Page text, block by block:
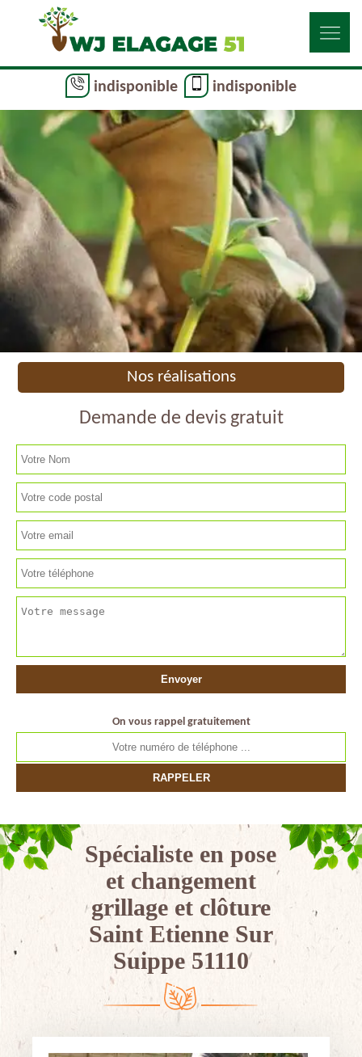
indisponible indisponible
Nos réalisations
Demande de devis gratuit
On vous rappel gratuitement
Spécialiste en pose
et changement
grillage et clôture
Saint Etienne Sur
Suippe 51110